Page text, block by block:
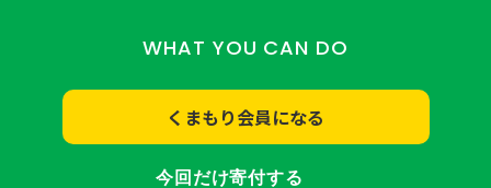
WHAT YOU CAN DO
くまもり会員になる
今回だけ寄付する